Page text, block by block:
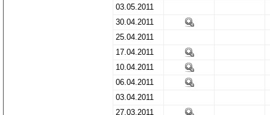
03.05.2011
30.04.2011
25.04.2011
17.04.2011
10.04.2011
06.04.2011
03.04.2011
27.03.2011